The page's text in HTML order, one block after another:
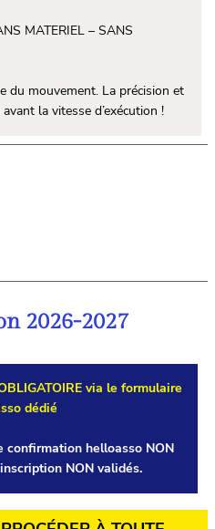
MATERIEL – SANS
du mouvement. La précision et
la vitesse d’exécution !
2026-2027
via le formulaire
dédié
confirmation helloasso NON
NON validés.